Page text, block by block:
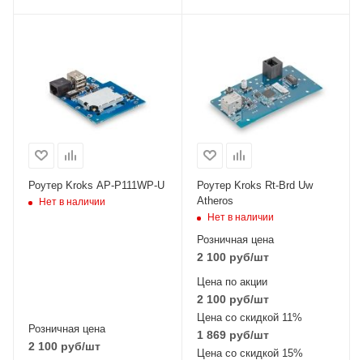
Роутер Kroks AP-P111WP-U
Нет в наличии
Розничная цена
2 100 руб/шт
Роутер Kroks Rt-Brd Uw
Atheros
Нет в наличии
Розничная цена
2 100руб/шт
Цена по акции
2 100руб/шт
Цена со скидкой 11%
1 869руб/шт
Цена со скидкой 15%